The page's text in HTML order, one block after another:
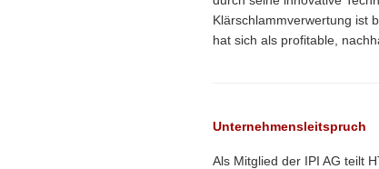
Klärschlammverwertung ist
hat sich als profitable,
Unternehmensleitspruch
Als Mitglied der IPI AG teilt